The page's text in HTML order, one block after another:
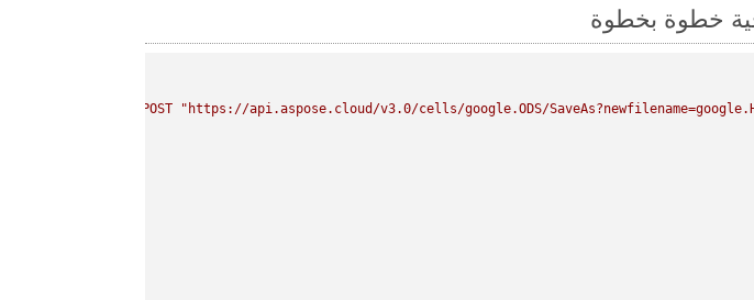
POST
"https://api.aspose.cloud/v3.0/cells/google.ODS/